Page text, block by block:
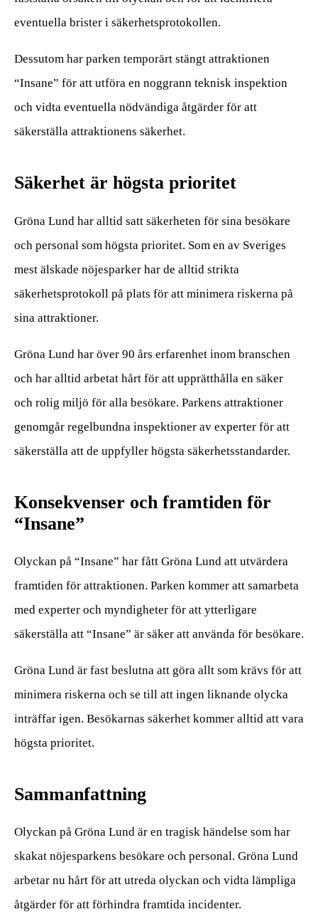
eventuella brister i säkerhetsprotokollen.
Dessutom har parken temporärt stängt attraktionen
“Insane” för att utföra en noggrann teknisk inspektion
och vidta eventuella nödvändiga åtgärder för att
säkerställa attraktionens säkerhet.
Säkerhet är högsta prioritet
Gröna Lund har alltid satt säkerheten för sina besökare
och personal som högsta prioritet. Som en av Sveriges
mest älskade nöjesparker har de alltid strikta
säkerhetsprotokoll på plats för att minimera riskerna på
sina attraktioner.
Gröna Lund har över 90 års erfarenhet inom branschen
och har alltid arbetat hårt för att upprätthålla en säker
och rolig miljö för alla besökare. Parkens attraktioner
genomgår regelbundna inspektioner av experter för att
säkerställa att de uppfyller högsta säkerhetsstandarder.
Konsekvenser och framtiden för
“Insane”
Olyckan på “Insane” har fått Gröna Lund att utvärdera
framtiden för attraktionen. Parken kommer att samarbeta
med experter och myndigheter för att ytterligare
säkerställa att “Insane” är säker att använda för besökare.
Gröna Lund är fast beslutna att göra allt som krävs för att
minimera riskerna och se till att ingen liknande olycka
inträffar igen. Besökarnas säkerhet kommer alltid att vara
högsta prioritet.
Sammanfattning
Olyckan på Gröna Lund är en tragisk händelse som har
skakat nöjesparkens besökare och personal. Gröna Lund
arbetar nu hårt för att utreda olyckan och vidta lämpliga
åtgärder för att förhindra framtida incidenter.